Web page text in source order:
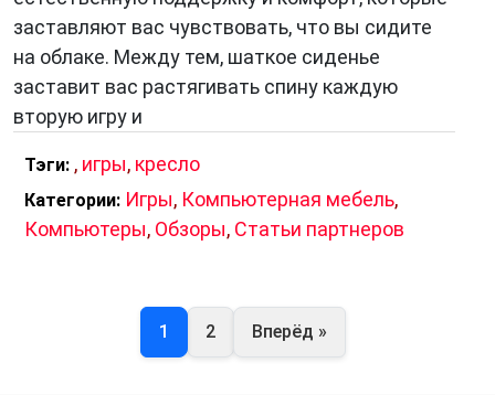
заставляют вас чувствовать, что вы сидите
на облаке. Между тем, шаткое сиденье
заставит вас растягивать спину каждую
вторую игру и
Тэги: , игры, кресло
Категории: Игры, Компьютерная мебель,
Компьютеры, Обзоры, Статьи партнеров
1 2 Вперёд »